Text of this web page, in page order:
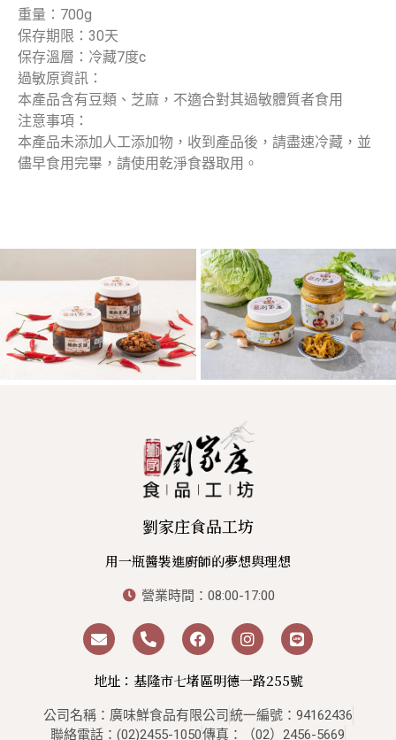
重量：700g
保存期限：30天
保存溫層：冷藏7度c
過敏原資訊：
本產品含有豆類、芝麻，不適合對其過敏體質者食用
注意事項：
本產品未添加人工添加物，收到產品後，請盡速冷藏，並
儘早食用完畢，請使用乾淨食器取用。
劉家庄食品工坊
用一瓶醬裝進廚師的夢想與理想
營業時間：08:00-17:00
地址：基隆市七堵區明德一路255號
公司名稱：廣味鮮食品有限公司統一編號：94162436
聯絡電話：(02)2455-1050傳真：（02）2456-5669